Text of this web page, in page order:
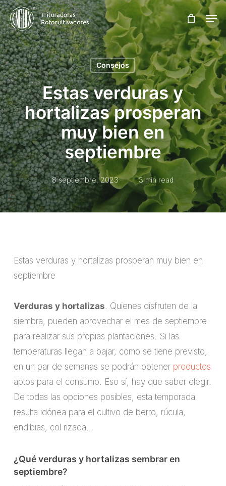
Skip
to
main
content
Consejos
Estas verduras y
hortalizas prosperan
muy bien en
septiembre
8 septiembre, 2023 3 min read
Estas verduras y hortalizas prosperan muy bien en
septiembre
Verduras y hortalizas . Quienes disfruten de la
siembra, pueden aprovechar el mes de septiembre
para realizar sus propias plantaciones. Si las
temperaturas llegan a bajar, como se tiene previsto,
en un par de semanas se podrán obtener productos
aptos para el consumo.
Eso sí, hay que saber elegir.
De todas las opciones posibles, esta temporada
resulta idónea para el cultivo de berro, rúcula,
endibias, col rizada…
¿Qué verduras y hortalizas sembrar en
septiembre?